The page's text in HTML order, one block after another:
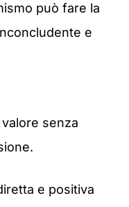
può fare la
e
senza
e positiva